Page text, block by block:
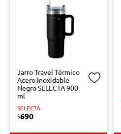
Jarro Travel Térmico
Acero Inoxidable
Negro SELECTA 900
ml
SELECTA
$690